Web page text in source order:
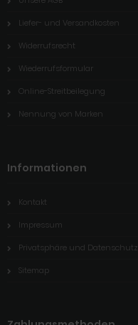
Liefer- und Versandkosten
Widerrufsrecht
Wiederrufsformular
Online-Streitbeilegung
Nennung von Marken
Informationen
Kontakt
Impressum
Privatsphäre und Datenschutz
Sitemap